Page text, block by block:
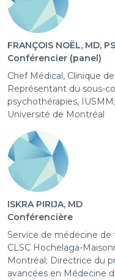
FRANÇOIS NOËL, MD,
Conférencier (panel)
Chef Médical, Clinique
Représentant du sous-
psychothérapies,
Université de Montréal
ISKRA PIRIJA, MD
Conférencière
Service de médecine de
CLSC Hochelaga-
Montréal; Directrice du
avancées en Médecine